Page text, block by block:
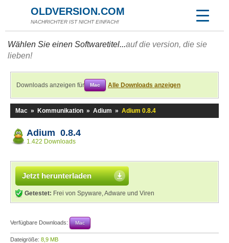
OLDVERSION.COM
NACHRICHTER IST NICHT EINFACH!
Wählen Sie einen Softwaretitel...auf die version, die sie
lieben!
Downloads anzeigen für Mac Alle Downloads anzeigen
Mac » Kommunikation » Adium » Adium 0.8.4
Adium 0.8.4
1.422 Downloads
Jetzt herunterladen
Getestet: Frei von Spyware, Adware und Viren
Verfügbare Downloads: Mac
Dateigröße: 8,9 MB